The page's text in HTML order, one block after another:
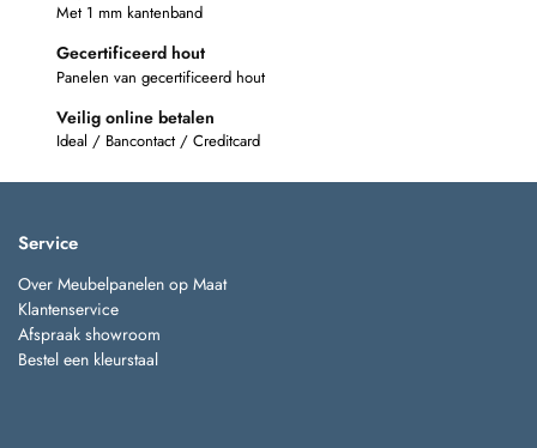
Met 1 mm kantenband
Gecertificeerd hout
Panelen van gecertificeerd hout
Veilig online betalen
Ideal / Bancontact / Creditcard
Service
Over Meubelpanelen op Maat
Klantenservice
Afspraak showroom
Bestel een kleurstaal